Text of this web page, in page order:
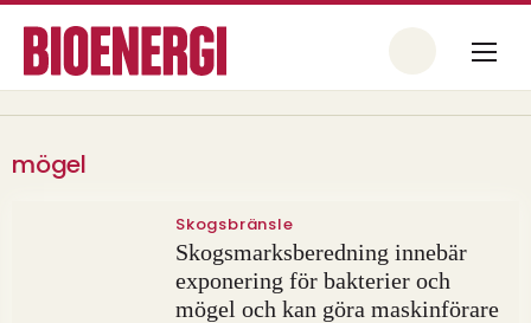
mögel
Skogsbränsle
Skogsmarksberedning innebär
exponering för bakterier och
mögel och kan göra maskinförare